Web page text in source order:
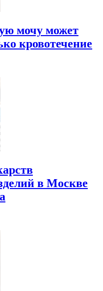
мочу может
кровотечение
в Москве